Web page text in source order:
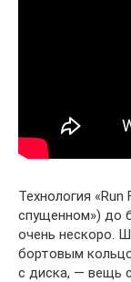
Технология
спущенном») до
очень нескоро.
бортовым
с диска, — вещь